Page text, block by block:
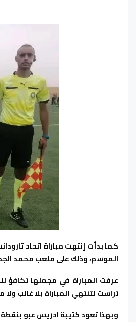
كما بدأت إنتهت مباراة اتحاد
الموسم، وذلك على ملعب محمد
عرفت المباراة في مجملها
تراست لتنتهي المباراة بلا غالب
وبهذا تعود كتيبة ادريس عبو